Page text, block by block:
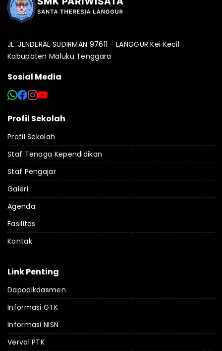
JL. JENDERAL SUDIRMAN 97611 - LANGGUR Kei Kecil
Kabupaten Maluku Tenggara
Sosial Media
Profil Sekolah
Profil Sekolah
Staf Tenaga Kependidikan
Staf Pengajar
Galeri
Agenda
Fasilitas
Kontak
Link Penting
Dapodikdasmen
Informasi GTK
Informasi NISN
Verval PTK